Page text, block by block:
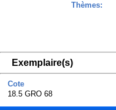
Thèmes:
Exemplaire(s)
Cote
18.5 GRO 68